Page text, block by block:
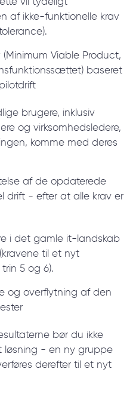
vil tydeligt
af ikke-funktionelle krav
Viable Product,
baseret
brugere, inklusiv
og virksomhedsledere,
komme med deres
af de opdaterede
drift - efter at alle krav er
i det gamle it-landskab
til et nyt
5 og 6).
og overflytning af den
bør du ikke
- en ny gruppe
derefter til et nyt